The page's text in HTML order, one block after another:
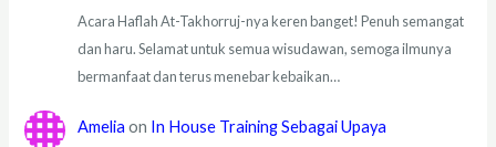
Acara Haflah At-Takhorruj-nya keren banget! Penuh semangat
dan haru. Selamat untuk semua wisudawan, semoga ilmunya
bermanfaat dan terus menebar kebaikan…
Amelia on In House Training Sebagai Upaya